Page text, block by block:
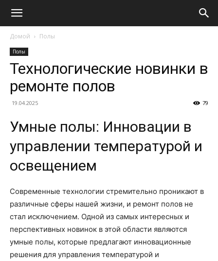
Домой Полы
Полы
Технологические новинки в
ремонте полов
19.04.2025 79
Умные полы: Инновации в
управлении температурой и
освещением
Современные технологии стремительно проникают в
различные сферы нашей жизни, и ремонт полов не
стал исключением. Одной из самых интересных и
перспективных новинок в этой области являются
умные полы, которые предлагают инновационные
решения для управления температурой и